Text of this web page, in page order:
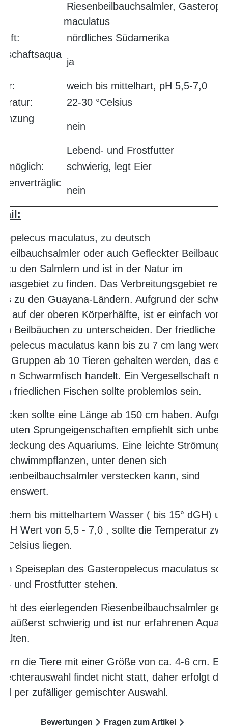
Riesenbeilbauchsalmler,
maculatus
nördliches Südamerika
ja
weich bis mittelhart, pH 5,5-7,0
22-30 °Celsius
nein
Lebend- und Frostfutter
möglich:
schwierig, legt Eier
nein
maculatus, zu deutsch
oder auch Gefleckter
zu den Salmlern und ist in der Natur im
zu finden. Das Verbreitungsgebiet
zu den Guayana-Ländern. Aufgrund der
auf der oberen Körperhälfte, ist er einfach von
Beilbäuchen zu unterscheiden. Der friedliche
maculatus kann bis zu 7 cm lang
Gruppen ab 10 Tieren gehalten werden, das es
Schwarmfisch handelt. Ein Vergesellschaft mit
friedlichen Fischen sollte problemlos sein.
sollte eine Länge ab 150 cm haben.
guten Sprungeigenschaften empfiehlt sich
des Aquariums. Eine leichte Strömung
Schwimmpflanzen, unter denen sich
verstecken kann, sind
bis mittelhartem Wasser ( bis 15° dGH)
pH Wert von 5,5 - 7,0 , sollte die Temperatur
liegen.
Speiseplan des Gasteropelecus maculatus
und Frostfutter stehen.
des eierlegenden Riesenbeilbauchsalmler
aüßerst schwierig und ist nur erfahrenen
die Tiere mit einer Größe von ca. 4-6 cm.
findet nicht statt, daher erfolgt der
per zufälliger gemischter Auswahl.
Bewertungen Fragen zum Artikel